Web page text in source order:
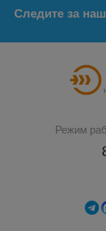
Следите за
Режим